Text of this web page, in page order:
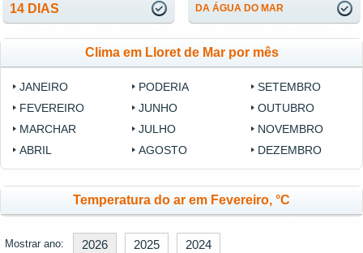
14 DIAS
DA ÁGUA DO MAR
Clima em Lloret de Mar por mês
JANEIRO
FEVEREIRO
MARCHAR
ABRIL
PODERIA
JUNHO
JULHO
AGOSTO
SETEMBRO
OUTUBRO
NOVEMBRO
DEZEMBRO
Temperatura do ar em Fevereiro, °C
Mostrar ano: 2026 2025 2024